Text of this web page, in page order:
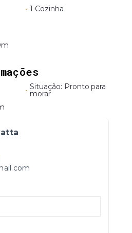
• 1 Cozinha
• Situação: Pronto para
morar